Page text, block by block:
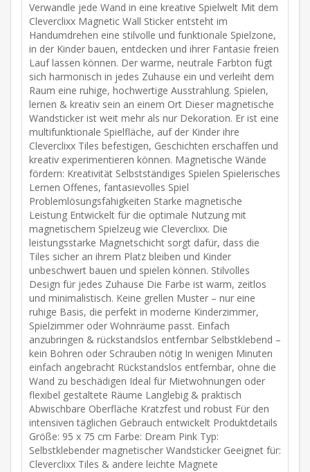
Verwandle jede Wand in eine kreative Spielwelt Mit dem
Cleverclixx Magnetic Wall Sticker entsteht im
Handumdrehen eine stilvolle und funktionale Spielzone,
in der Kinder bauen, entdecken und ihrer Fantasie freien
Lauf lassen können. Der warme, neutrale Farbton fügt
sich harmonisch in jedes Zuhause ein und verleiht dem
Raum eine ruhige, hochwertige Ausstrahlung. Spielen,
lernen & kreativ sein an einem Ort Dieser magnetische
Wandsticker ist weit mehr als nur Dekoration. Er ist eine
multifunktionale Spielfläche, auf der Kinder ihre
Cleverclixx Tiles befestigen, Geschichten erschaffen und
kreativ experimentieren können. Magnetische Wände
fördern: Kreativität Selbstständiges Spielen Spielerisches
Lernen Offenes, fantasievolles Spiel
Problemlösungsfähigkeiten Starke magnetische
Leistung Entwickelt für die optimale Nutzung mit
magnetischem Spielzeug wie Cleverclixx. Die
leistungsstarke Magnetschicht sorgt dafür, dass die
Tiles sicher an ihrem Platz bleiben und Kinder
unbeschwert bauen und spielen können. Stilvolles
Design für jedes Zuhause Die Farbe ist warm, zeitlos
und minimalistisch. Keine grellen Muster – nur eine
ruhige Basis, die perfekt in moderne Kinderzimmer,
Spielzimmer oder Wohnräume passt. Einfach
anzubringen & rückstandslos entfernbar Selbstklebend –
kein Bohren oder Schrauben nötig In wenigen Minuten
einfach angebracht Rückstandslos entfernbar, ohne die
Wand zu beschädigen Ideal für Mietwohnungen oder
flexibel gestaltete Räume Langlebig & praktisch
Abwischbare Oberfläche Kratzfest und robust Für den
intensiven täglichen Gebrauch entwickelt Produktdetails
Größe: 95 x 75 cm Farbe: Dream Pink Typ:
Selbstklebender magnetischer Wandsticker Geeignet für:
Cleverclixx Tiles & andere leichte Magnete